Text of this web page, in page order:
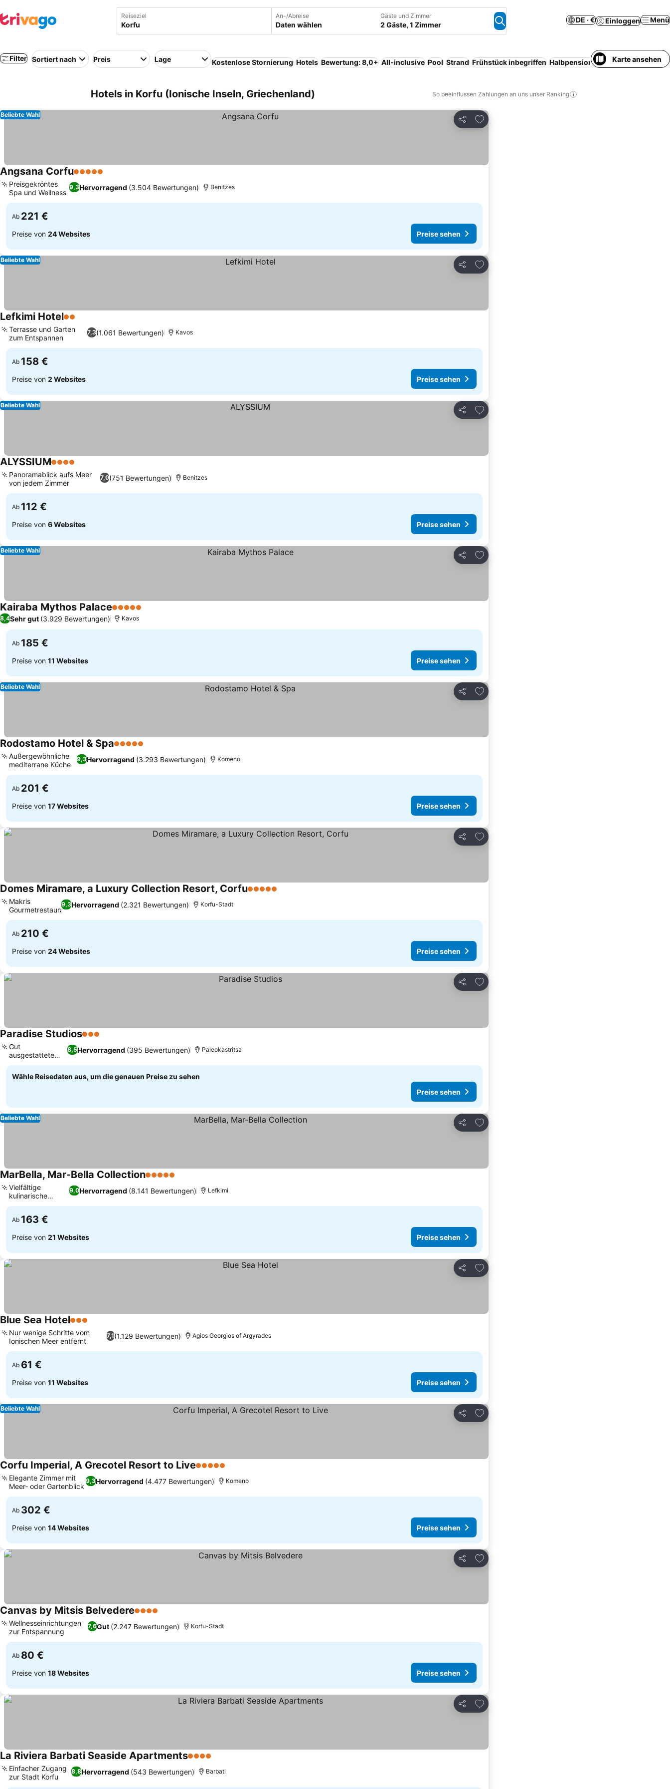
Reiseziel An-/Abreise
Daten wählen
Gäste und Zimmer
2 Gäste, 1 Zimmer
DE · € Einloggen Menü
Filter Sortiert nach Preis Lage Kostenlose Stornierung Hotels Bewertung: 8,0+ All-inclusive Pool Strand Frühstück inbegriffen Halbpension Resort Klimaanlage
Karte ansehen
Hotels in Korfu (Ionische Inseln, Griechenland) So beeinflussen Zahlungen an uns unser Ranking
Teilen
Zu Favoriten hinzufügen
Beliebte Wahl
Angsana Corfu5 Sterne
9,3Hervorragend (3.504 Bewertungen)
Preisgekröntes
Spa und Wellness
Benitzes
Ab 221 €
Preise von 24 Websites Preise sehen
Teilen
Zu Favoriten hinzufügen
Beliebte Wahl
Lefkimi Hotel2 Sterne
7,3(1.061 Bewertungen)
Terrasse und Garten
zum Entspannen
Kavos
Ab 158 €
Preise von 2 Websites Preise sehen
Teilen
Zu Favoriten hinzufügen
Beliebte Wahl
ALYSSIUM4 Sterne
7,0(751 Bewertungen)
Panoramablick aufs Meer
von jedem Zimmer
Benitzes
Ab 112 €
Preise von 6 Websites Preise sehen
Teilen
Zu Favoriten hinzufügen
Beliebte Wahl
Kairaba Mythos Palace5 Sterne
8,4Sehr gut (3.929 Bewertungen) Kavos
Ab 185 €
Preise von 11 Websites Preise sehen
Teilen
Zu Favoriten hinzufügen
Beliebte Wahl
Rodostamo Hotel & Spa5 Sterne
9,3Hervorragend (3.293 Bewertungen)
Außergewöhnliche
mediterrane Küche
Komeno
Ab 201 €
Preise von 17 Websites Preise sehen
Teilen
Zu Favoriten hinzufügen
Domes Miramare, a Luxury Collection Resort, Corfu5 Sterne
9,3Hervorragend (2.321 Bewertungen)
Makris
Gourmetrestaurant
Korfu-Stadt
Ab 210 €
Preise von 24 Websites Preise sehen
Teilen
Zu Favoriten hinzufügen
Paradise Studios3 Sterne
8,5Hervorragend (395 Bewertungen)
Gut
ausgestattete
Kochnischen
Paleokastritsa
Wähle Reisedaten aus, um die genauen Preise zu sehen
Preise sehen
Teilen
Zu Favoriten hinzufügen
Beliebte Wahl
MarBella, Mar-Bella Collection5 Sterne
9,0Hervorragend (8.141 Bewertungen)
Vielfältige
kulinarische
Erlebnisse
Lefkimi
Ab 163 €
Preise von 21 Websites Preise sehen
Teilen
Zu Favoriten hinzufügen
Blue Sea Hotel3 Sterne
7,1(1.129 Bewertungen)
Nur wenige Schritte vom
Ionischen Meer entfernt
Agios Georgios of Argyrades
Ab 61 €
Preise von 11 Websites Preise sehen
Teilen
Zu Favoriten hinzufügen
Beliebte Wahl
Corfu Imperial, A Grecotel Resort to Live5 Sterne
9,3Hervorragend (4.477 Bewertungen)
Elegante Zimmer mit
Meer- oder Gartenblick
Komeno
Ab 302 €
Preise von 14 Websites Preise sehen
Teilen
Zu Favoriten hinzufügen
Canvas by Mitsis Belvedere4 Sterne
7,6Gut (2.247 Bewertungen)
Wellnesseinrichtungen
zur Entspannung
Korfu-Stadt
Ab 80 €
Preise von 18 Websites Preise sehen
Teilen
Zu Favoriten hinzufügen
La Riviera Barbati Seaside Apartments4 Sterne
8,8Hervorragend (543 Bewertungen)
Einfacher Zugang
zur Stadt Korfu
Barbati